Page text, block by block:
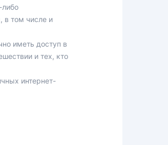
в том числе и
иметь доступ в
и тех, кто
интернет-